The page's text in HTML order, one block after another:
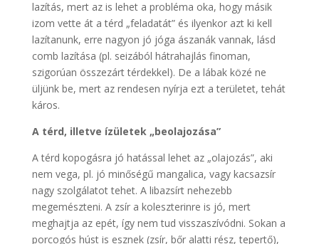
lazítás, mert az is lehet a probléma oka, hogy másik
izom vette át a térd „feladatát” és ilyenkor azt ki kell
lazítanunk, erre nagyon jó jóga ászanák vannak, lásd
comb lazítása (pl. seizából hátrahajlás finoman,
szigorúan összezárt térdekkel). De a lábak közé ne
üljünk be, mert az rendesen nyírja ezt a területet, tehát
káros.
A térd, illetve ízületek „beolajozása”
A térd kopogásra jó hatással lehet az „olajozás”, aki
nem vega, pl. jó minőségű mangalica, vagy kacsazsír
nagy szolgálatot tehet. A libazsírt nehezebb
megemészteni. A zsír a koleszterinre is jó, mert
meghajtja az epét, így nem tud visszaszívódni. Sokan a
porcogós húst is esznek (zsír, bőr alatti rész, tepertő),